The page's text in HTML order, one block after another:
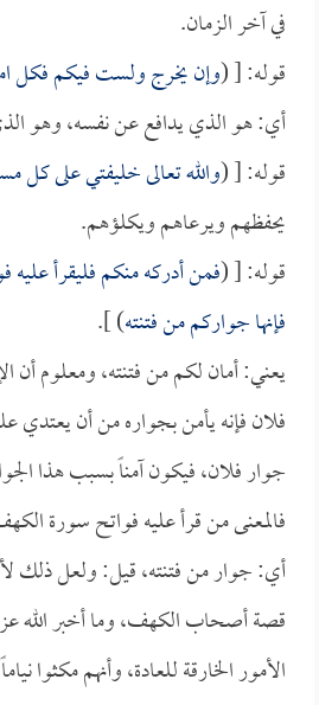
في آخر الزمان.
قوله: [ (وإن يخرج ولست فيكم فكل
أي: هو الذي يدافع عن نفسه، وهو
قوله: [ (والله تعالى خليفتي على كل
يحفظهم ويرعاهم ويكلؤهم.
قوله: [ (فمن أدركه منكم فليقرأ
فإنها جواركم من فتنته) ].
يعني: أمان لكم من فتنته، ومعلوم أن
فلان فإنه يأمن بجواره من أن يعتدي
جوار فلان، فيكون آمناً بسبب هذا
فالمعنى من قرأ عليه فواتح سورة
أي: جوار من فتنته، قيل: ولعل ذلك
قصة أصحاب الكهف، وما أخبر الله
الأمور الخارقة للعادة، وأنهم مكثوا